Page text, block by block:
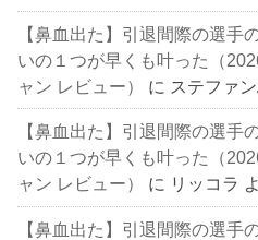
【鼻血出た】引退間際の選手
いの１つが早くも叶った（
ャン レビュー）
に ステファ
【鼻血出た】引退間際の選手
いの１つが早くも叶った（
ャン レビュー）
に リッコラ
【鼻血出た】引退間際の選手